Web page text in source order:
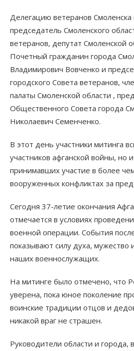
Делегацию ветеранов Смоленска
председатель Смоленского
ветеранов, депутат Смоленской
Почетный гражданин города
Владимирович Вовченко и
городского Совета ветеранов,
палаты Смоленской области ,
Общественного Совета города
Николаевич Семенченко.
В этот день участники митинга
участников афганской войны, но
принимавших участие в более
вооруженных конфликтах за
Сегодня 37-летие окончания
отмечается в условиях
военной операции. События
показывают силу духа, мужество
наших военнослужащих.
На митинге было отмечено, что
уверена, пока юное поколение
воинские традиции отцов и
никакой враг не страшен.
Руководители области и города,